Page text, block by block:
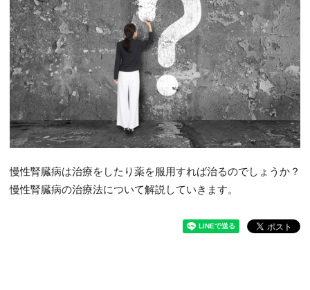
慢性腎臓病は治療をしたり薬を服用すれば治るのでしょうか？
慢性腎臓病の治療法について解説していきます。